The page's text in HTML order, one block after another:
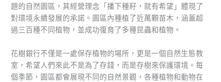
題的自然園區，其經營理念「播下種籽，就有希望」體現了
對環境永續發展的承諾。園區內種植了近萬顆苗木，涵蓋超
過三百種不同植物，並成功復育了多種昆蟲和植物。
花樹銀行不僅是一處保存植物的場所，更是一個自然生態教
室，希望人們來此不是為了存錢，而是存樹來保護環境。每
個季節，園區都會展現不同的自然景觀，各種植物和動物在